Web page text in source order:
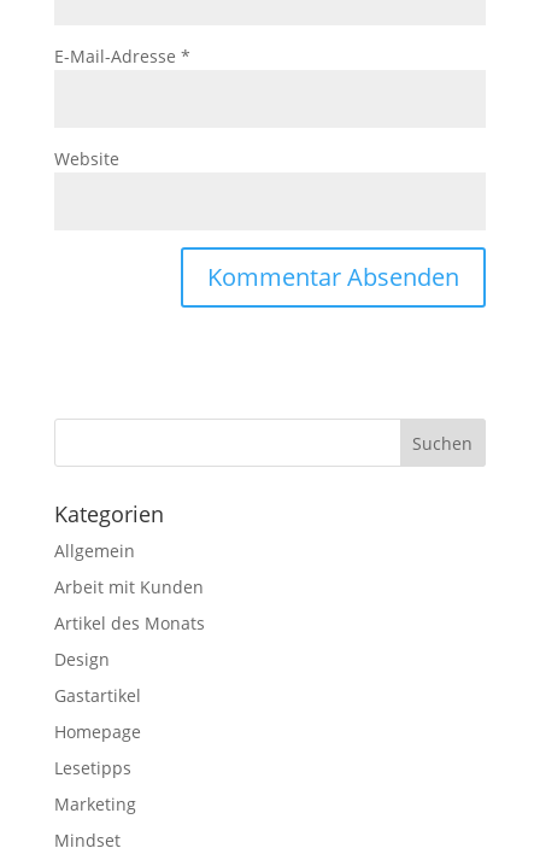
E-Mail-Adresse *
Website
Kategorien
Allgemein
Arbeit mit Kunden
Artikel des Monats
Design
Gastartikel
Homepage
Lesetipps
Marketing
Mindset